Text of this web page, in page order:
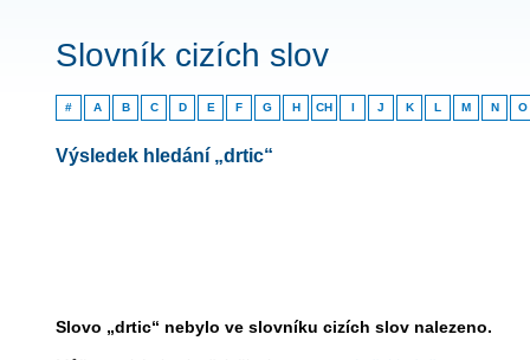
Slovník cizích slov
# A B C D E F G H CH I J K L M N O
Výsledek hledání „drtic“
Slovo „drtic“ nebylo ve slovníku cizích slov nalezeno.